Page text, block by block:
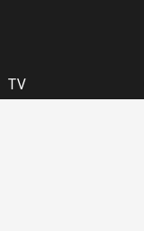
TV